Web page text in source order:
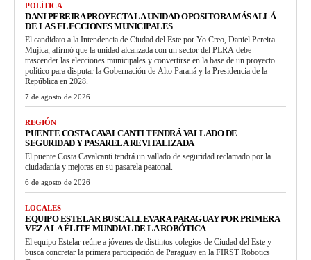
POLÍTICA
DANI PEREIRA PROYECTA LA UNIDAD OPOSITORA MÁS ALLÁ
DE LAS ELECCIONES MUNICIPALES
El candidato a la Intendencia de Ciudad del Este por Yo Creo, Daniel Pereira
Mujica, afirmó que la unidad alcanzada con un sector del PLRA debe
trascender las elecciones municipales y convertirse en la base de un proyecto
político para disputar la Gobernación de Alto Paraná y la Presidencia de la
República en 2028.
7 de agosto de 2026
REGIÓN
PUENTE COSTA CAVALCANTI TENDRÁ VALLADO DE
SEGURIDAD Y PASARELA REVITALIZADA
El puente Costa Cavalcanti tendrá un vallado de seguridad reclamado por la
ciudadanía y mejoras en su pasarela peatonal.
6 de agosto de 2026
LOCALES
EQUIPO ESTELAR BUSCA LLEVAR A PARAGUAY POR PRIMERA
VEZ A LA ÉLITE MUNDIAL DE LA ROBÓTICA
El equipo Estelar reúne a jóvenes de distintos colegios de Ciudad del Este y
busca concretar la primera participación de Paraguay en la FIRST Robotics